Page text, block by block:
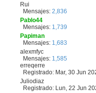
Rui
Mensajes: 2,836
Pablo44
Mensajes: 1,739
Papiman
Mensajes: 1,683
alexmfyc
Mensajes: 1,585
erreqerre
Registrado: Mar, 30 Jun
Juliodiaz
Registrado: Lun, 22 Jun